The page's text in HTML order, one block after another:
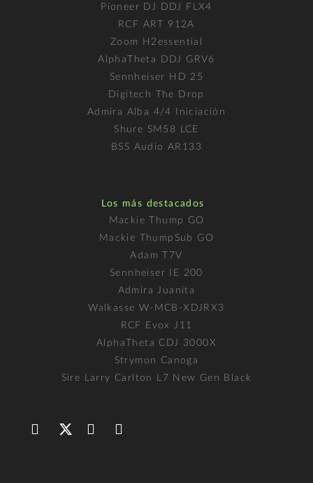
Pioneer DJ DDJ FLX4
RCF ART 912A
Zoom H2essential
AlphaTheta DDJ GRV6
Sennheiser HD 25
Digitech The Drop
Admira Alba 4/4 Iniciación
Shure SM58 LCE
BSS Audio AR133
Los más destacados
Mackie Thump GO
Mackie ThumpSub GO
Adam T7V
Sennheiser IE 200
Admira Juanita
Walkasse W-MCB-XDJRX3
RCF Evox J11
AlphaTheta CDJ 3000X
Strymon Canoga
Sire Larry Carlton L7 New Gen Black